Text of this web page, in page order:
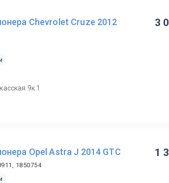
Chevrolet Cruze 2012
9к.1
3
Opel Astra J 2014 GTC
1850754
1